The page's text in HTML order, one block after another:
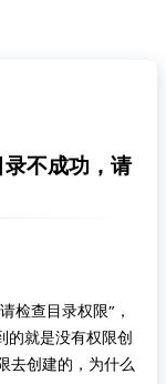
不成功，请
检查目录权限”，
的就是没有权限创
去创建的，为什么